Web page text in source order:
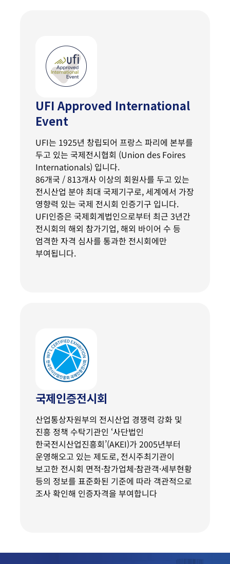
UFI Approved International
Event
UFI는 1925년 창립되어 프랑스 파리에 본부를
두고 있는 국제전시협회 (Union des Foires
Internationals) 입니다.
86개국 / 813개사 이상의 회원사를 두고 있는
전시산업 분야 최대 국제기구로, 세계에서 가장
영향력 있는 국제 전시회 인증기구 입니다.
UFI인증은 국제회계법인으로부터 최근 3년간
전시회의 해외 참가기업, 해외 바이어 수 등
엄격한 자격 심사를 통과한 전시회에만
부여됩니다.
국제인증전시회
산업통상자원부의 전시산업 경쟁력 강화 및
진흥 정책 수탁기관인 ‘사단법인
한국전시산업진흥회’(AKEI)가 2005년부터
운영해오고 있는 제도로, 전시주최기관이
보고한 전시회 면적·참가업체·참관객·세부현황
등의 정보를 표준화된 기준에 따라 객관적으로
조사 확인해 인증자격을 부여합니다